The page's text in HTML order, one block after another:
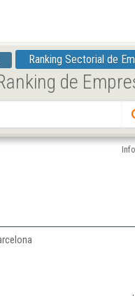
Ranking Sectorial de
de